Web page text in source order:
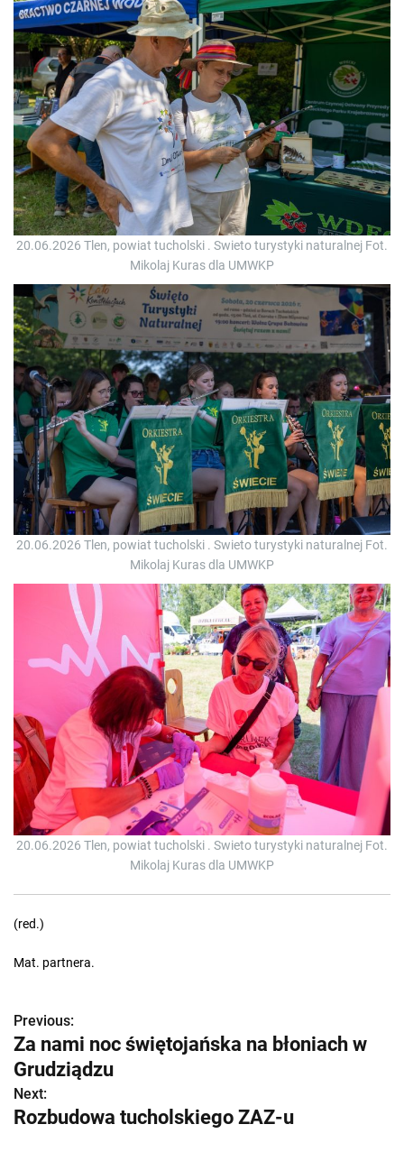
20.06.2026 Tlen, powiat tucholski . Swieto turystyki naturalnej Fot.
Mikolaj Kuras dla UMWKP
20.06.2026 Tlen, powiat tucholski . Swieto turystyki naturalnej Fot.
Mikolaj Kuras dla UMWKP
20.06.2026 Tlen, powiat tucholski . Swieto turystyki naturalnej Fot.
Mikolaj Kuras dla UMWKP
(red.)
Mat. partnera.
Z
o
b
a
Previous:
Za nami noc świętojańska na błoniach w
Grudziądzu
Next:
Rozbudowa tucholskiego ZAZ-u